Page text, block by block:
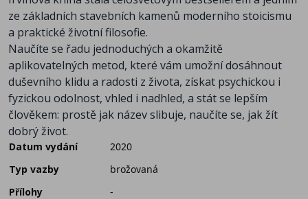
ze základních stavebních kamenů moderního stoicismu
a praktické životní filosofie.
Naučíte se řadu jednoduchých a okamžitě
aplikovatelných metod, které vám umožní dosáhnout
duševního klidu a radosti z života, získat psychickou i
fyzickou odolnost, vhled i nadhled, a stát se lepším
člověkem: prostě jak název slibuje, naučíte se, jak žít
dobrý život.
Datum vydání
2020
Typ vazby
brožovaná
Přílohy
-